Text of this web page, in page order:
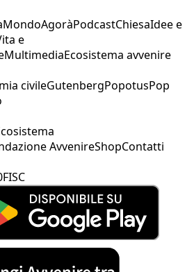
MondoAgoràPodcastChiesaIdee e
e
MultimediaEcosistema avvenire
civileGutenbergPopotusPop
AvvenireShopContatti
FISC